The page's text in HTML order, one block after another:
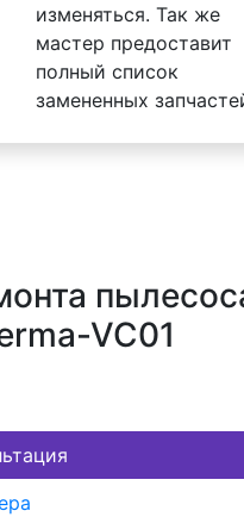
изменяться. Так же
мастер предоставит
полный список
замененных
VC01